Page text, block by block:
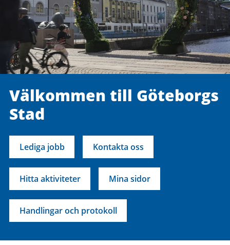
Välkommen till Göteborgs
Stad
Lediga jobb Kontakta oss
Hitta aktiviteter Mina sidor
Handlingar och protokoll